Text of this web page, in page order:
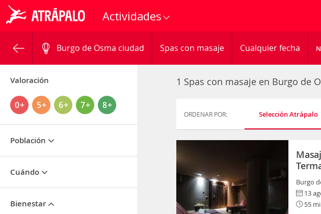
Actividades
Burgo de Osma ciudad Spas con masaje Cualquier fecha
Valoración
0+ 5+ 6+ 7+ 8+
Población
Cuándo
Bienestar
1 Spas con masaje en Burgo de
ORDENAR POR: Selección Atrápalo
Burgo
13
55